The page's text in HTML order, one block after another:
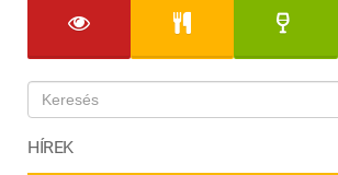
HÍREK